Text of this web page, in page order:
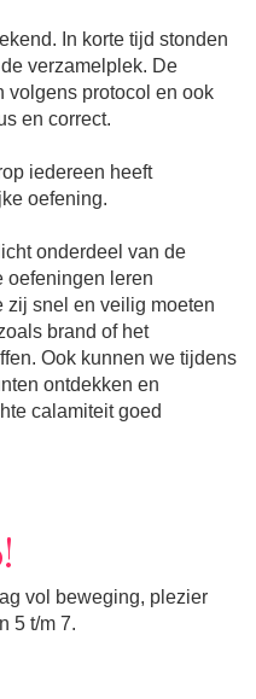
In korte tijd stonden
verzamelplek. De
volgens protocol en ook
en correct.
iedereen heeft
oefening.
onderdeel van de
oefeningen leren
zij snel en veilig moeten
brand of het
Ook kunnen we tijdens
ontdekken en
calamiteit goed
vol beweging, plezier
5 t/m 7.